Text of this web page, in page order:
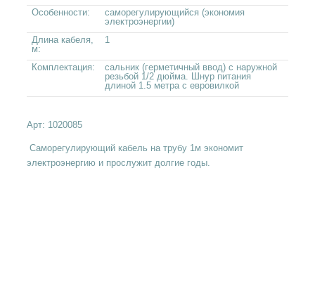
Особенности:
саморегулирующийся (экономия
электроэнергии)
Длина кабеля,
м:
1
Комплектация:
сальник (герметичный ввод) с наружной
резьбой 1/2 дюйма. Шнур питания
длиной 1.5 метра с евровилкой
Арт: 1020085
Саморегулирующий кабель на трубу 1м экономит
электроэнергию и прослужит долгие годы.